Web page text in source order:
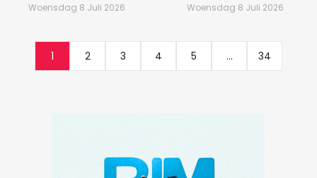
Woensdag 8 Juli 2026 Woensdag 8 Juli 2026
1 2 3 4 5 ... 34